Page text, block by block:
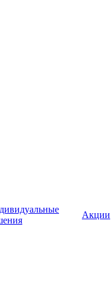
Акции